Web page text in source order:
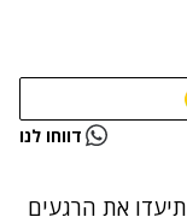
דווחו לנו
את הרגעים